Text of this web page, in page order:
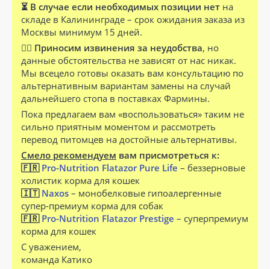
⏳ В случае если необходимых позиции нет на
складе в Калининграде – срок ожидания заказа из
Москвы минимум 15 дней.
🤷‍♂️ Приносим извинения за неудобства, но
данные обстоятельства не зависят от нас никак.
Мы всецело готовы оказать вам консультацию по
альтернативным вариантам замены на случай
дальнейшего стопа в поставках Фармины.
Пока предлагаем вам «воспользоваться» таким не
сильно приятным моментом и рассмотреть
перевод питомцев на достойные альтернативы.
Смело рекомендуем вам присмотреться к:
🇫🇷 Pro-Nutrition Flatazor Pure Life – беззерновые
холистик корма для кошек
🇮🇹 Naxos – монобелковые гипоалергенные
супер-премиум корма для собак
🇫🇷 Pro-Nutrition Flatazor Prestige – суперпремиум
корма для кошек
С уважением,
команда Катико